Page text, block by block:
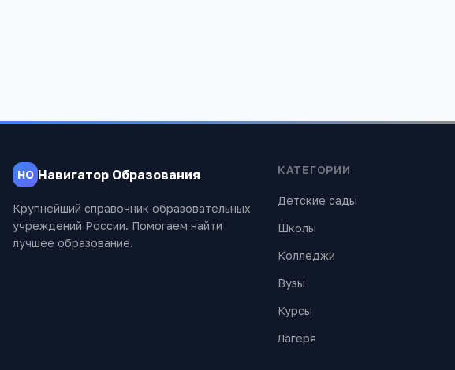
НО Навигатор Образования
Крупнейший справочник образовательных
учреждений России. Помогаем найти
лучшее образование.
КАТЕГОРИИ
Детские сады
Школы
Колледжи
Вузы
Курсы
Лагеря